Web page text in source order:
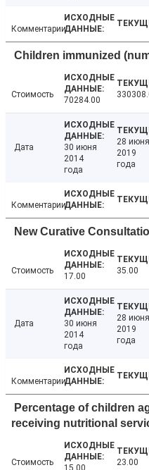
Комментарии
Children immunized
Стоимость
70284.00
Дата
30 июня
2014
года
28 июня
2019
года
Комментарии
New Curative
Стоимость
17.00
35.00
Дата
30 июня
2014
года
28 июня
2019
года
Комментарии
Percentage of children
receiving nutritional
Стоимость 23.00